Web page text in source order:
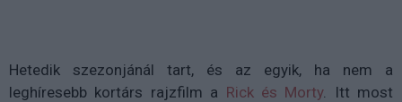
Hetedik szezonjánál tart, és az egyik, ha nem a
leghíresebb kortárs rajzfilm a Rick és Morty. Itt most